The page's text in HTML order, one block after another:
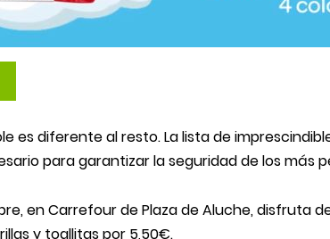
es diferente al resto. La lista de
para garantizar la seguridad de los más
en Carrefour de Plaza de Aluche, disfruta
y toallitas por 5,50€.